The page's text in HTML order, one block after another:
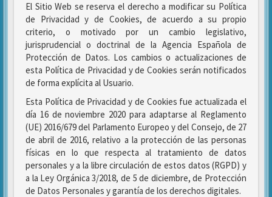
El Sitio Web se reserva el derecho a modificar su Política
de Privacidad y de Cookies, de acuerdo a su propio
criterio, o motivado por un cambio legislativo,
jurisprudencial o doctrinal de la Agencia Española de
Protección de Datos. Los cambios o actualizaciones de
esta Política de Privacidad y de Cookies serán notificados
de forma explícita al Usuario.
Esta Política de Privacidad y de Cookies fue actualizada el
día 16 de noviembre 2020 para adaptarse al Reglamento
(UE) 2016/679 del Parlamento Europeo y del Consejo, de 27
de abril de 2016, relativo a la protección de las personas
físicas en lo que respecta al tratamiento de datos
personales y a la libre circulación de estos datos (RGPD) y
a la Ley Orgánica 3/2018, de 5 de diciembre, de Protección
de Datos Personales y garantía de los derechos digitales.